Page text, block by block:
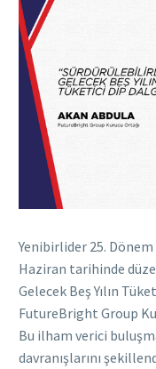
Yenibirlider 25.
Haziran tarihinde
Gelecek Beş Yılın
FutureBright Group
Bu ilham verici
davranışlarını